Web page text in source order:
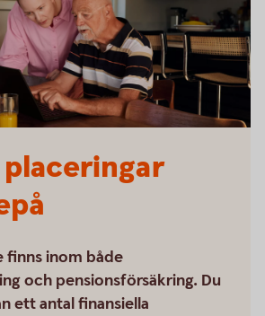
finns inom både
och pensionsförsäkring. Du
ett antal finansiella